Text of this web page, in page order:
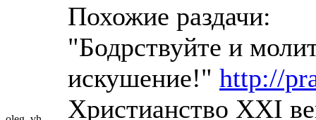
Похожие раздачи:
"Бодрствуйте и
искушение!" http://
Христианство XXI